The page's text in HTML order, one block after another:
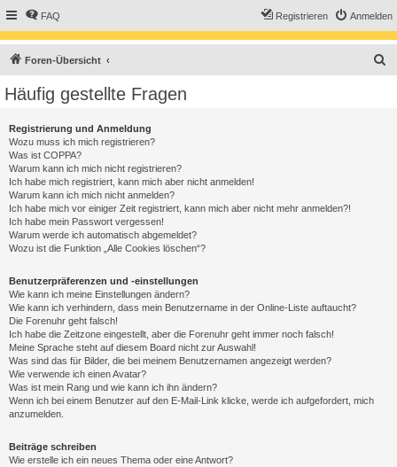
FAQ Anmelden
Registrieren
Foren-Übersicht
Häufig gestellte Fragen
Registrierung und Anmeldung
Wozu muss ich mich registrieren?
Was ist COPPA?
Warum kann ich mich nicht registrieren?
Ich habe mich registriert, kann mich aber nicht anmelden!
Warum kann ich mich nicht anmelden?
Ich habe mich vor einiger Zeit registriert, kann mich aber nicht mehr anmelden?!
Ich habe mein Passwort vergessen!
Warum werde ich automatisch abgemeldet?
Wozu ist die Funktion „Alle Cookies löschen“?
Benutzerpräferenzen und -einstellungen
Wie kann ich meine Einstellungen ändern?
Wie kann ich verhindern, dass mein Benutzername in der Online-Liste auftaucht?
Die Forenuhr geht falsch!
Ich habe die Zeitzone eingestellt, aber die Forenuhr geht immer noch falsch!
Meine Sprache steht auf diesem Board nicht zur Auswahl!
Was sind das für Bilder, die bei meinem Benutzernamen angezeigt werden?
Wie verwende ich einen Avatar?
Was ist mein Rang und wie kann ich ihn ändern?
Wenn ich bei einem Benutzer auf den E-Mail-Link klicke, werde ich aufgefordert, mich
anzumelden.
Beiträge schreiben
Wie erstelle ich ein neues Thema oder eine Antwort?